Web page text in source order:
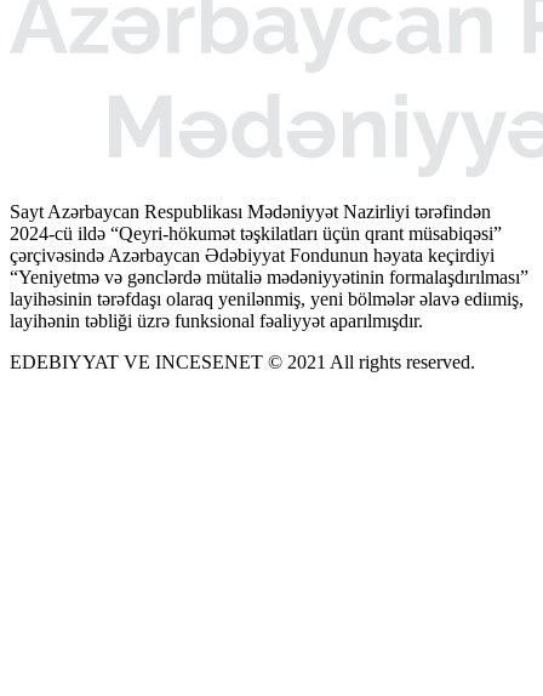
Sayt Azərbaycan Respublikası Mədəniyyət Nazirliyi tərəfindən
2024-cü ildə “Qeyri-hökumət təşkilatları üçün qrant müsabiqəsi”
çərçivəsində Azərbaycan Ədəbiyyat Fondunun həyata keçirdiyi
“Yeniyetmə və gənclərdə mütaliə mədəniyyətinin formalaşdırılması”
layihəsinin tərəfdaşı olaraq yenilənmiş, yeni bölmələr əlavə ediımiş,
layihənin təbliği üzrə funksional fəaliyyət aparılmışdır.
EDEBIYYAT VE INCESENET © 2021 All rights reserved.